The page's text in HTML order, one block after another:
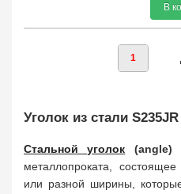
В
1
Уголок из стали
Стальной уголок (angle)
металлопроката,
или разной ширины,